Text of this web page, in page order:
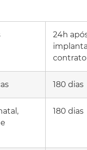
24h
contrato
180 dias
180 dias